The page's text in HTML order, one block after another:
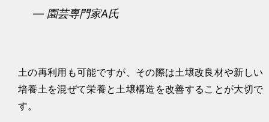
— 園芸専門家A氏
土の再利用も可能ですが、その際は土壌改良材や新しい
培養土を混ぜて栄養と土壌構造を改善することが大切で
す。